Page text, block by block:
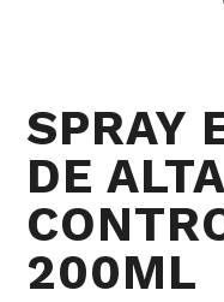
SPRAY
DE
200ML